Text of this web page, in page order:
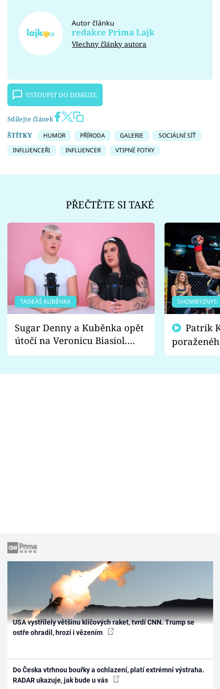
Autor článku
redakce Prima Lajk
Všechny články autora
VSTOUPIT DO DISKUZE
Sdílejte článek
ŠTÍTKY
HUMOR PŘÍRODA GALERIE
SOCIÁLNÍ SÍŤ
INFLUENCEŘI
INFLUENCER VTIPNÉ FOTKY
PŘEČTĚTE SI TAKÉ
TADEÁŠ KUBĚNKA
Sugar Denny a Kuběnka opět
útočí na Veronicu Biasiol.
Proč je podle nich falešná a
SHOWBYZNYS
fanoušci
USA vystřílely většinu klíčových raket, tvrdí CNN. Trump se
ostře ohradil, hrozí i vězením
Do Česka vtrhnou bouřky a ochlazení, platí extrémní výstraha.
RADAR ukazuje, jak bude u vás